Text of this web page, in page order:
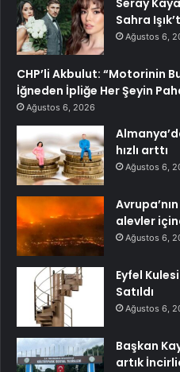
Sahra
Ağustos 6,
CHP’li Akbulut: “Motorinin
İğneden İpliğe Her Şeyin
Ağustos 6, 2026
hızlı arttı
Ağustos 6,
alevler
Ağustos 6,
Eyfel
Satıldı
Ağustos 6,
Başkan
artık